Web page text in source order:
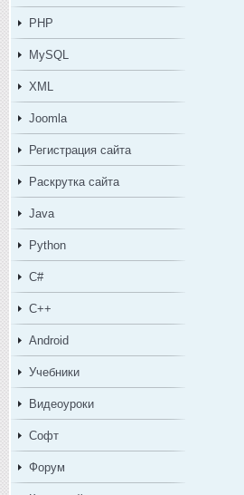
PHP
MySQL
XML
Joomla
Регистрация сайта
Раскрутка сайта
Java
Python
C#
C++
Android
Учебники
Видеоуроки
Софт
Форум